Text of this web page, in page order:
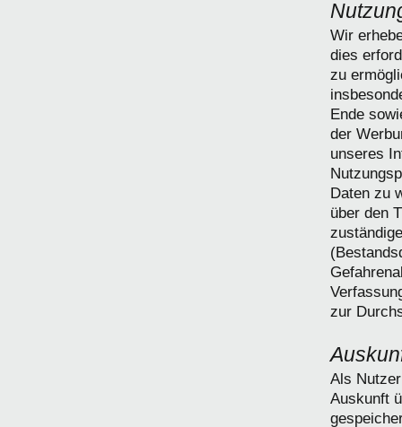
Wir
dies
zu
Ende
der
unseres
Daten zu
über den
zur
Als
Auskunft